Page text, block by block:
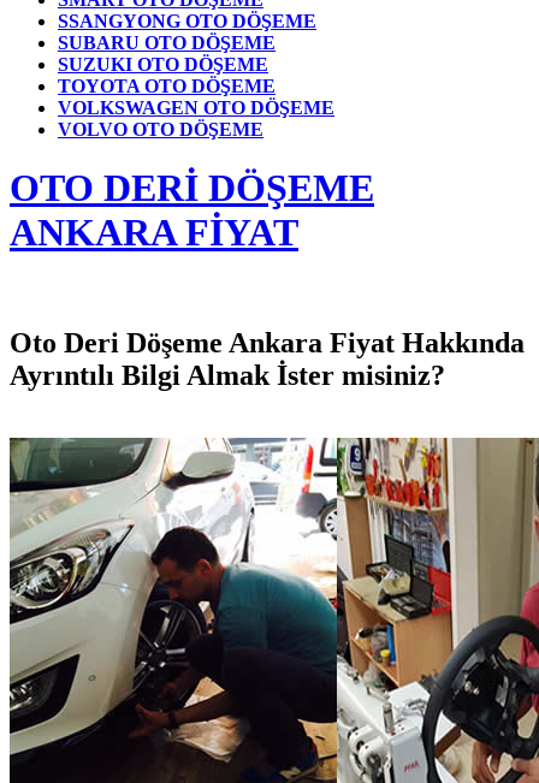
SSANGYONG OTO DÖŞEME
SUBARU OTO DÖŞEME
SUZUKI OTO DÖŞEME
TOYOTA OTO DÖŞEME
VOLKSWAGEN OTO DÖŞEME
VOLVO OTO DÖŞEME
OTO DERİ DÖŞEME
ANKARA FİYAT
Oto Deri Döşeme Ankara Fiyat Hakkında
Ayrıntılı Bilgi Almak İster misiniz?